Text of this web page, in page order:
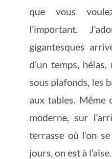
que vous
l’important.
gigantesques
d’un temps,
sous plafonds, les
aux tables. Même
moderne, sur
terrasse où l’on
jours, on est à l’aise.